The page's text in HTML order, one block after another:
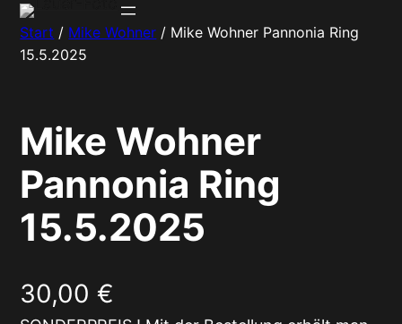
Zum
Inhalt
springen
Start / Mike Wohner / Mike Wohner Pannonia Ring
15.5.2025
Mike Wohner
Pannonia Ring
15.5.2025
30,00€